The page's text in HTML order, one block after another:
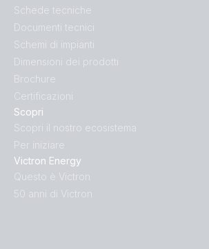
Scopri
Scopri il nostro ecosistema
Per iniziare
Victron Energy
Questo è Victron
50 anni di Victron
Schede tecniche
Documenti tecnici
Schemi di impianti
Dimensioni dei prodotti
Brochure
Certificazioni